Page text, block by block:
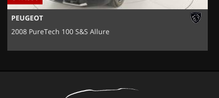
PEUGEOT
2008 PureTech 100 S&S Allure